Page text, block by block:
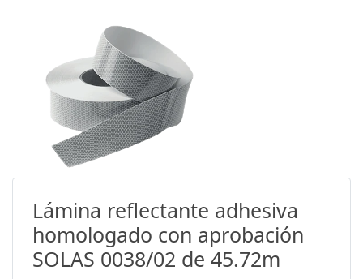
Lámina reflectante adhesiva
homologado con aprobación
SOLAS 0038/02 de 45.72m